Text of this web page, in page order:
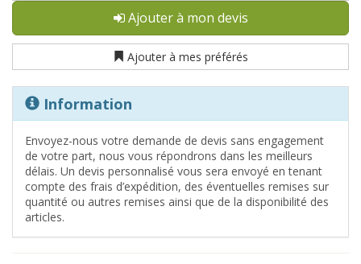
Ajouter à mon devis
Ajouter à mes préférés
Information
Envoyez-nous votre demande de devis sans engagement
de votre part, nous vous répondrons dans les meilleurs
délais. Un devis personnalisé vous sera envoyé en tenant
compte des frais d’expédition, des éventuelles remises sur
quantité ou autres remises ainsi que de la disponibilité des
articles.